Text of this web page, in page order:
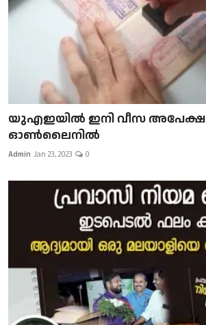
യുഎഇയിൽ ഇനി വീസ അപേക്ഷ
ഓൺലൈനിൽ
Admin Jan 23, 2023 0